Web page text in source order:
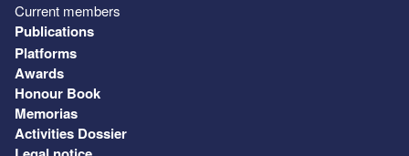
Current members
Publications
Platforms
Awards
Honour Book
Memorias
Activities Dossier